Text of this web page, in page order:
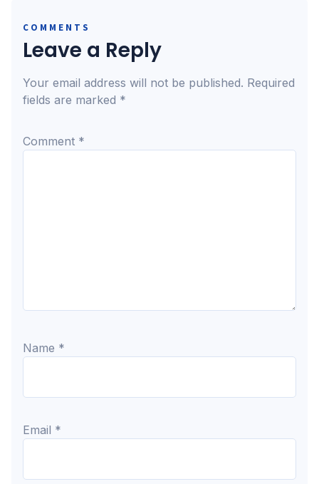
COMMENTS
Leave a Reply
Your email address will not be published. Required
fields are marked *
Comment *
Name *
Email *